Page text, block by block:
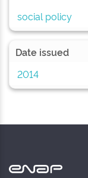
social policy
Date issued
2014